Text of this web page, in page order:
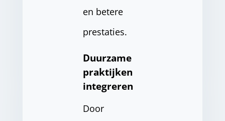
en betere
prestaties.
Duurzame
praktijken
integreren
Door